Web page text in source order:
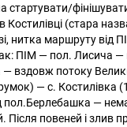
стартувати/
Костилівці (стара
нитка маршруту від
ПІМ — пол. Лисича —
— вздовж потоку
— с. Костилівка
пол.Берлебашка —
повеней і злив